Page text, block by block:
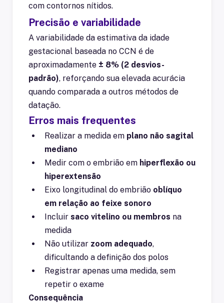
com contornos nítidos.
Precisão e variabilidade
A variabilidade da estimativa da idade
gestacional baseada no CCN é de
aproximadamente ± 8% (2 desvios-
padrão), reforçando sua elevada acurácia
quando comparada a outros métodos de
datação.
Erros mais frequentes
Realizar a medida em plano não sagital
mediano
Medir com o embrião em hiperflexão ou
hiperextensão
Eixo longitudinal do embrião oblíquo
em relação ao feixe sonoro
Incluir saco vitelino ou membros na
medida
Não utilizar zoom adequado,
dificultando a definição dos polos
Registrar apenas uma medida, sem
repetir o exame
Consequência